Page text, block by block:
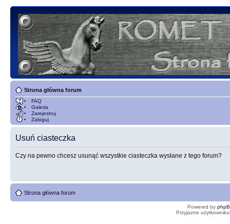
Strona główna forum
FAQ
Galeria
Zarejestruj
Zaloguj
Usuń ciasteczka
Czy na pewno chcesz usunąć wszystkie ciasteczka wysłane z tego forum?
Strona główna forum
Powered by
Przyjazne